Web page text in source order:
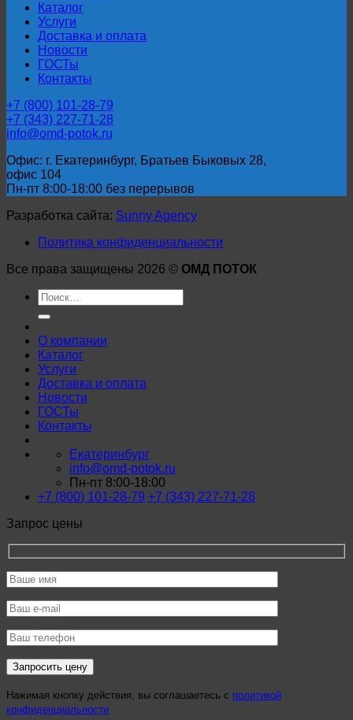
Каталог
Услуги
Доставка и оплата
Новости
ГОСТы
Контакты
+7 (800) 101-28-79
+7 (343) 227-71-28
info@omd-potok.ru
Офис: г. Екатеринбург, Братьев Быковых 28,
офис 104
Пн-пт 8:00-18:00 без перерывов
Разработка сайта: Sunny Agency
Политика конфиденциальности
Все права защищены 2026 © ОМД ПОТОК
Искать:
О компании
Каталог
Услуги
Доставка и оплата
Новости
ГОСТы
Контакты
Екатеринбург
info@omd-potok.ru
Пн-пт 8:00-18:00
+7 (800) 101-28-79 +7 (343) 227-71-28
Запрос цены
Нажимая кнопку действия, вы соглашаетесь с политикой
конфиденциальности